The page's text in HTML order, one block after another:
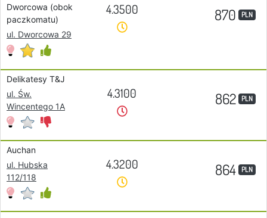
Dworcowa (obok
paczkomatu)
ul. Dworcowa 29
4.3500 870 PLN
Delikatesy T&J
ul. Św.
Wincentego 1A
4.3100 862 PLN
Auchan
ul. Hubska
112/118
4.3200 864 PLN